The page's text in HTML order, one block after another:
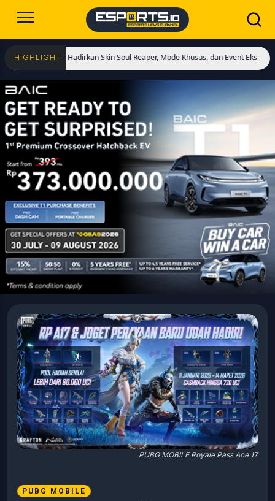
HIGHLIGHT
Hadirkan Skin Soul Reaper, Mode Khusus, dan Event Eksklusif!
PUBG MOBILE Royale Pass Ace 17
PUBG MOBILE